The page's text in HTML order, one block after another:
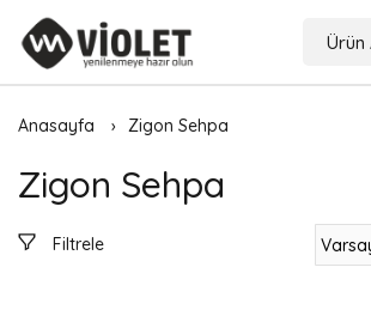
Anasayfa Zigon Sehpa
Zigon Sehpa
Filtrele